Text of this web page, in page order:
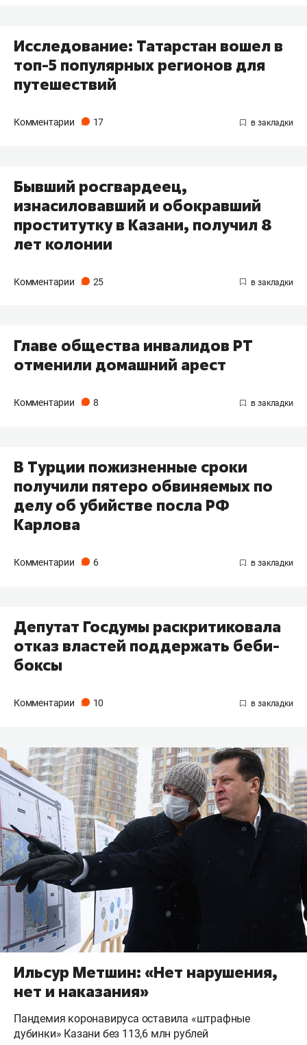
Исследование: Татарстан вошел в
топ-5 популярных регионов для
путешествий
Комментарии 17
Бывший росгвардеец,
изнасиловавший и обокравший
проститутку в Казани, получил 8
лет колонии
Комментарии 25
Главе общества инвалидов РТ
отменили домашний арест
Комментарии 8
В Турции пожизненные сроки
получили пятеро обвиняемых по
делу об убийстве посла РФ
Карлова
Комментарии 6
Депутат Госдумы раскритиковала
отказ властей поддержать беби-
боксы
Комментарии 10
Ильсур Метшин: «Нет нарушения,
нет и наказания»
Пандемия коронавируса оставила «штрафные
дубинки» Казани без 113,6 млн рублей